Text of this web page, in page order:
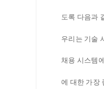
도록 다음과
우리는 기술
채용 시스템
에 대한 가장